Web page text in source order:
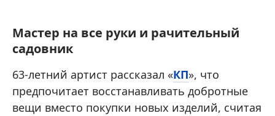
Мастер на все руки и рачительный
садовник
63-летний артист рассказал «КП», что
предпочитает восстанавливать добротные
вещи вместо покупки новых изделий, считая